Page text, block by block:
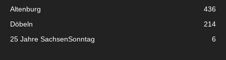
Altenburg
436
Döbeln
214
25 Jahre SachsenSonntag
6